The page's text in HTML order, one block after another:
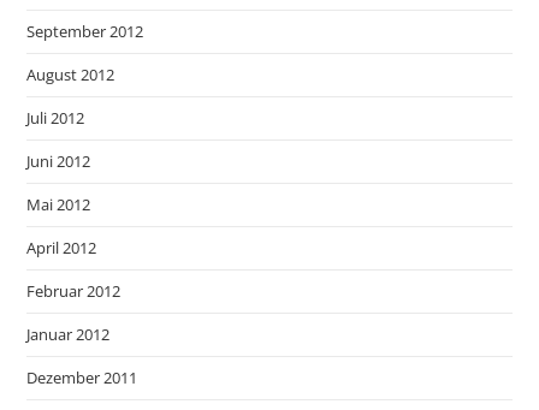
September 2012
August 2012
Juli 2012
Juni 2012
Mai 2012
April 2012
Februar 2012
Januar 2012
Dezember 2011